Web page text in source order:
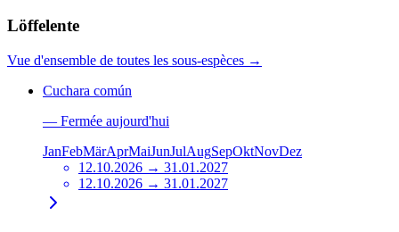
Löffelente
Vue d'ensemble de toutes les sous-espèces →
Cuchara común
— Fermée aujourd'hui
JanFebMärAprMaiJunJulAugSepOktNovDez
12.10.2026 → 31.01.2027
12.10.2026 → 31.01.2027